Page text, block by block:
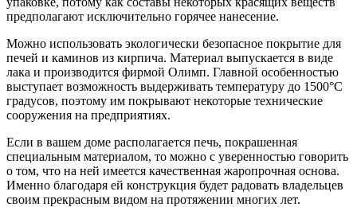
предполагают исключительно горячее нанесение.
Можно использовать экологически безопасное покрытие для
печей и каминов из кирпича. Материал выпускается в виде
лака и производится фирмой Олимп. Главной особенностью
выступает возможность выдерживать температуру до 1500°С
градусов, поэтому им покрывают некоторые технические
сооружения на предприятиях.
Если в вашем доме располагается печь, покрашенная
специальным материалом, то можно с уверенностью говорить
о том, что на ней имеется качественная жаропрочная основа.
Именно благодаря ей конструкция будет радовать владельцев
своим прекрасным видом на протяжении многих лет.